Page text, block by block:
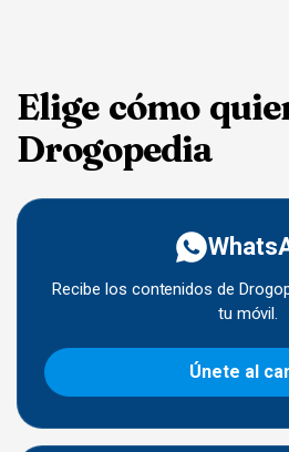
Elige cómo
Drogopedia
Recibe los contenidos de
tu móvil.
Únete al